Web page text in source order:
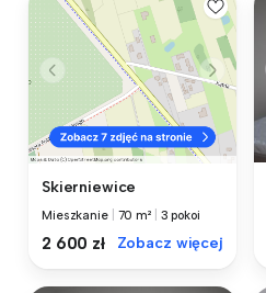
Skierniewice
Mieszkanie 70 m² 3 pokoi
2 600 zł Zobacz więcej